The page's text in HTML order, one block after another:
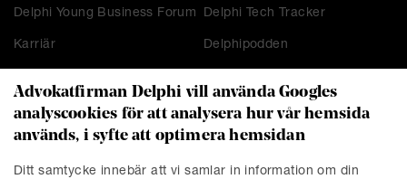
Delphi Young Business Forum Delphi Tech Tracker
Karriär Delphipodden
KONTAKT
Stockholm Malmö
Presskontakt Göteborg
Advokatfirman Delphi vill använda Googles
analyscookies för att analysera hur vår hemsida
används, i syfte att optimera hemsidan
Ditt samtycke innebär att vi samlar in information om din